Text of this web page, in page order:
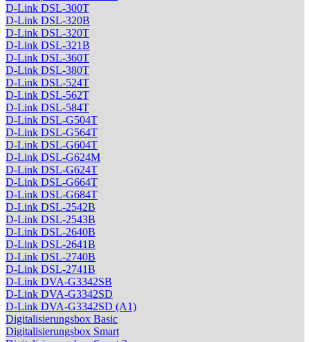
D-Link DSL-300T
D-Link DSL-320B
D-Link DSL-320T
D-Link DSL-321B
D-Link DSL-360T
D-Link DSL-380T
D-Link DSL-524T
D-Link DSL-562T
D-Link DSL-584T
D-Link DSL-G504T
D-Link DSL-G564T
D-Link DSL-G604T
D-Link DSL-G624M
D-Link DSL-G624T
D-Link DSL-G664T
D-Link DSL-G684T
D-Link DSL-2542B
D-Link DSL-2543B
D-Link DSL-2640B
D-Link DSL-2641B
D-Link DSL-2740B
D-Link DSL-2741B
D-Link DVA-G3342SB
D-Link DVA-G3342SD
D-Link DVA-G3342SD (A1)
Digitalisierungsbox Basic
Digitalisierungsbox Smart